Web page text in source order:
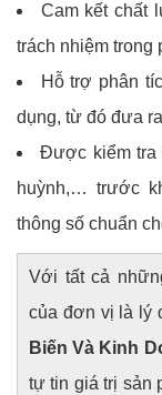
Cam kết chất
trách nhiệm trong
Hỗ trợ phân
dụng, từ đó đưa
Được kiểm tra
huỳnh,… trước
thông số chuẩn
Với tất cả
của đơn vị là lý
Biến Và Kinh
tự tin giá trị sản